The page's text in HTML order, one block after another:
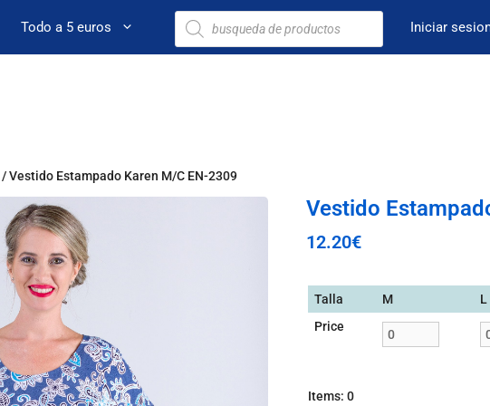
Todo a 5 euros Iniciar
/ Vestido Estampado Karen M/C EN-2309
Vestido
12.20€
Talla M
L
Price
Items:0